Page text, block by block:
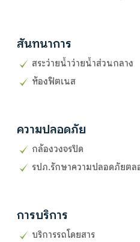
สันทนาการ
สระว่ายน้ำว่ายน้ำส่วนกลาง
ห้องฟิตเนส
ความปลอดภัย
กล้องวงจรปิด
รปภ.รักษาความปลอดภัยตล
การบริการ
บริการรถโดยสาร